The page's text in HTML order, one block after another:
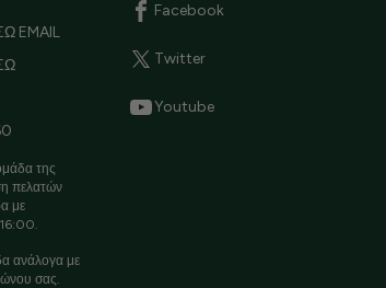
EMAIL
της
πελατών
με
ανάλογα με
σας.
Facebook
Twitter
Youtube